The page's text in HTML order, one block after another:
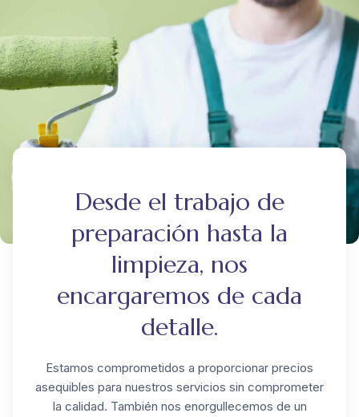
Desde el trabajo de
preparación hasta la
limpieza, nos
encargaremos de cada
detalle.
Estamos comprometidos a proporcionar precios
asequibles para nuestros servicios sin comprometer
la calidad. También nos enorgullecemos de un